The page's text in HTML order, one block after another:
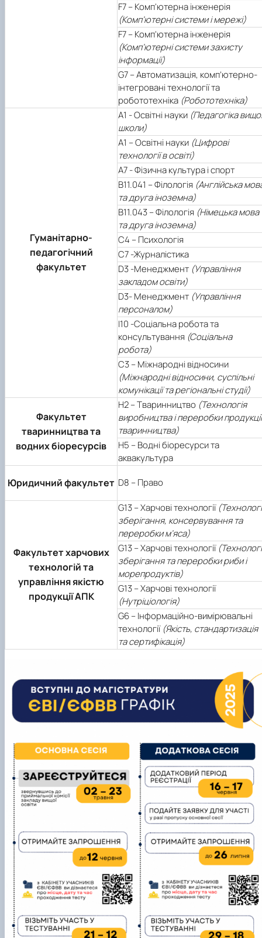
F7 – Комп'ютерна інженерія
(Комп’ютерні системи і мережі)
F7 – Комп'ютерна інженерія
(Комп’ютерні системи захисту
інформації)
G7 – Автоматизація, комп’ютерно-
інтегровані технології та
робототехніка (Робототехніка)
Гуманітарно-
педагогічний
факультет
А1 - Освітні науки (Педагогіка вищої
школи)
А1 – Освітні науки (Цифрові
технології в освіті)
А7 - Фізична культура і спорт
В11.041 – Філологія (Англійська
та друга іноземна)
В11.043 – Філологія (Німецька мова
та друга іноземна)
С4 – Психологія
С7 -Журналістика
D3 -Менеджмент (Управління
закладом освіти)
D3- Менеджмент (Управління
персоналом)
І10 -Соціальна робота та
консультування (Соціальна
робота)
С3 – Міжнародні відносини
(Міжнародні відносини, суспільні
комунікації та регіональні студії)
Факультет
тваринництва та
водних біоресурсів
Н2 – Тваринництво (Технологія
виробництва і переробки продукції
тваринництва)
Н5 – Водні біоресурси та
аквакультура
Юридичний факультет D8 – Право
Факультет харчових
технологій та
управління якістю
продукції АПК
G13 – Харчові технології
зберігання, консервування та
переробки м’яса)
G13 – Харчові технології
зберігання та переробки риби і
морепродуктів)
G13 – Харчові технології
(Нутріціологія)
G6 – Інформаційно-вимірювальні
технології (Якість, стандартизація
та сертифікація)